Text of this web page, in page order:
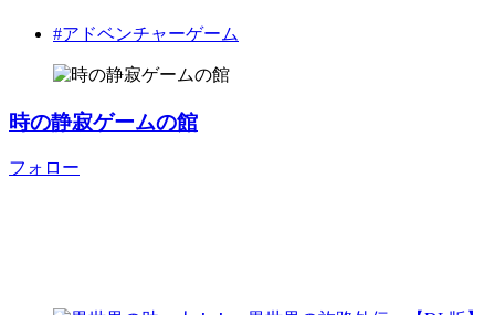
#アドベンチャーゲーム
時の静寂ゲームの館
フォロー